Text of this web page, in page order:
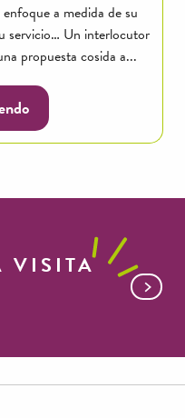
a medida de su
servicio… Un interlocutor
propuesta cosida a...
VISITA